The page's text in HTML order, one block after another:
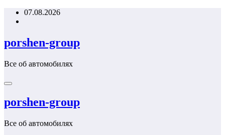
Перейти07.08.2026
porshen-group
Все об автомобилях
porshen-group
Все об автомобилях